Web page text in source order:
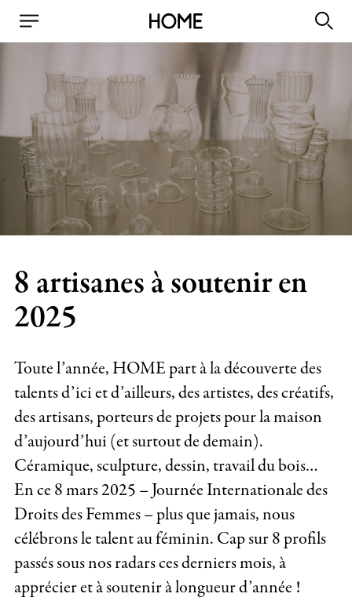
8 artisanes à soutenir en
2025
Toute l’année, HOME part à la découverte des
talents d’ici et d’ailleurs, des artistes, des créatifs,
des artisans, porteurs de projets pour la maison
d’aujourd’hui (et surtout de demain).
Céramique, sculpture, dessin, travail du bois…
En ce 8 mars 2025 – Journée Internationale des
Droits des Femmes – plus que jamais, nous
célébrons le talent au féminin. Cap sur 8 profils
passés sous nos radars ces derniers mois, à
apprécier et à soutenir à longueur d’année !